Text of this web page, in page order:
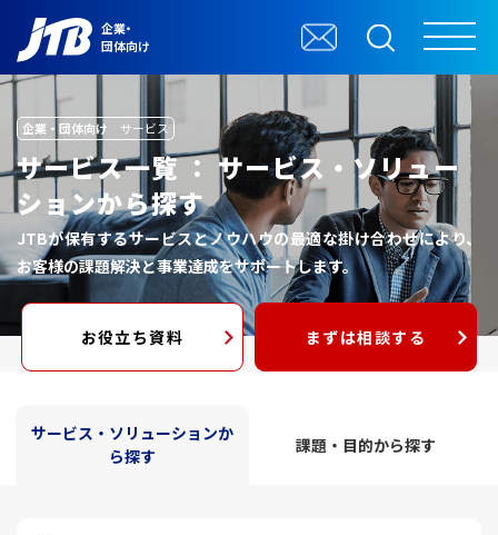
企業・
団体向け
企業・団体向け サービス
サービス一覧 ： サービス・ソリュー
ションから探す
JTBが保有するサービスとノウハウの最適な掛け合わせにより、
お客様の課題解決と事業達成をサポートします。
お役立ち資料 まずは相談する
サービス・ソリューションか
ら探す
課題・目的から探す